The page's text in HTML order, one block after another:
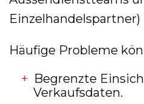
Häufige Probleme
Begrenzte
Verkaufsdaten.